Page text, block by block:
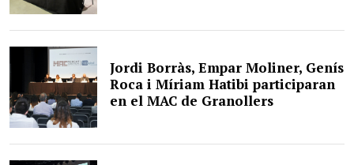
Jordi Borràs, Empar Moliner, Genís
Roca i Míriam Hatibi participaran
en el MAC de Granollers